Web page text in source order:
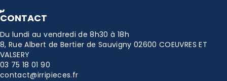
CONTACT
Du lundi au vendredi de 8h30 à 18h
8, Rue Albert de Bertier de Sauvigny 02600 COEUVRES ET
VALSERY
03 75 18 01 90
contact@irripieces.fr